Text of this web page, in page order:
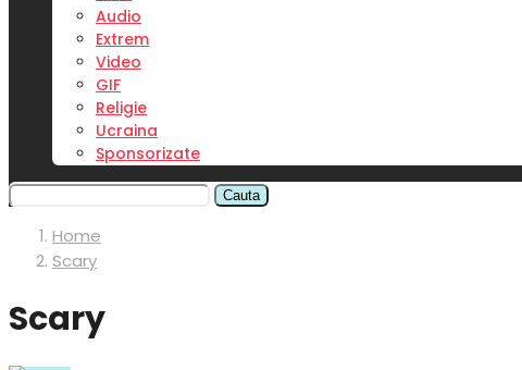
Audio
Extrem
Video
GIF
Religie
Ucraina
Sponsorizate
Cauta
Home
Scary
Scary